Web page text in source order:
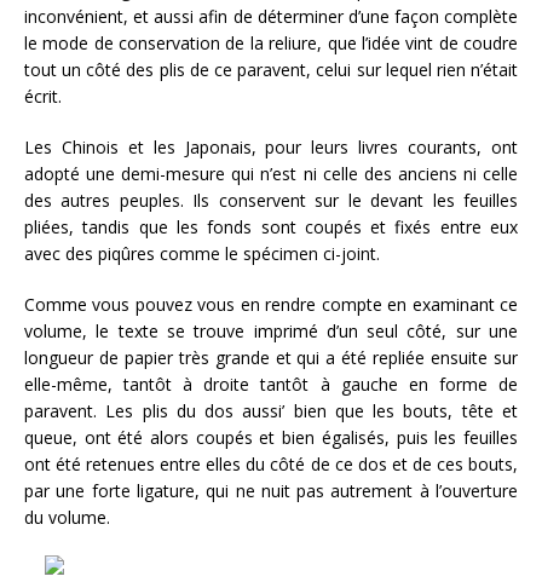
inconvénient, et aussi afin de déterminer d’une façon complète
le mode de conservation de la reliure, que l’idée vint de coudre
tout un côté des plis de ce paravent, celui sur lequel rien n’était
écrit.
Les Chinois et les Japonais, pour leurs livres courants, ont
adopté une demi-mesure qui n’est ni celle des anciens ni celle
des autres peuples. Ils conservent sur le devant les feuilles
pliées, tandis que les fonds sont coupés et fixés entre eux
avec des piqûres comme le spécimen ci-joint.
Comme vous pouvez vous en rendre compte en examinant ce
volume, le texte se trouve imprimé d’un seul côté, sur une
longueur de papier très grande et qui a été repliée ensuite sur
elle-même, tantôt à droite tantôt à gauche en forme de
paravent. Les plis du dos aussi’ bien que les bouts, tête et
queue, ont été alors coupés et bien égalisés, puis les feuilles
ont été retenues entre elles du côté de ce dos et de ces bouts,
par une forte ligature, qui ne nuit pas autrement à l’ouverture
du volume.